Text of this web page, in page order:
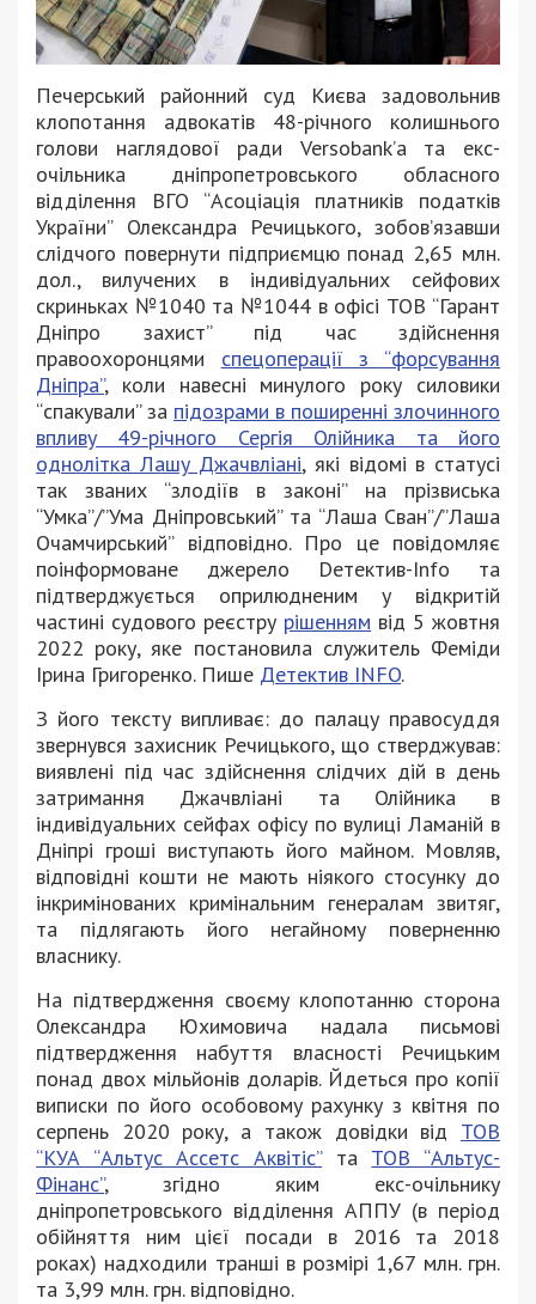
Печерський районний суд Києва задовольнив
клопотання адвокатів 48-річного колишнього
голови наглядової ради Versobank’а та екс-
очільника дніпропетровського обласного
відділення ВГО “Асоціація платників податків
України” Олександра Речицького, зобов’язавши
слідчого повернути підприємцю понад 2,65 млн.
дол., вилучених в індивідуальних сейфових
скриньках №1040 та №1044 в офісі ТОВ “Гарант
Дніпро захист” під час здійснення
правоохоронцями спецоперації з “форсування
Дніпра”, коли навесні минулого року силовики
“спакували” за підозрами в поширенні злочинного
впливу 49-річного Сергія Олійника та його
однолітка Лашу Джачвліані, які відомі в статусі
так званих “злодіїв в законі” на прізвиська
“Умка”/”Ума Дніпровський” та “Лаша Сван”/”Лаша
Очамчирський” відповідно. Про це повідомляє
поінформоване джерело Dетектив-Info та
підтверджується оприлюдненим у відкритій
частині судового реєстру рішенням від 5 жовтня
2022 року, яке постановила служитель Феміди
Ірина Григоренко. Пише Детектив INFO.
З його тексту випливає: до палацу правосуддя
звернувся захисник Речицького, що стверджував:
виявлені під час здійснення слідчих дій в день
затримання Джачвліані та Олійника в
індивідуальних сейфах офісу по вулиці Ламаній в
Дніпрі гроші виступають його майном. Мовляв,
відповідні кошти не мають ніякого стосунку до
інкримінованих кримінальним генералам звитяг,
та підлягають його негайному поверненню
власнику.
На підтвердження своєму клопотанню сторона
Олександра Юхимовича надала письмові
підтвердження набуття власності Речицьким
понад двох мільйонів доларів. Йдеться про копії
виписки по його особовому рахунку з квітня по
серпень 2020 року, а також довідки від ТОВ
“КУА “Альтус Ассетс Аквітіс”та ТОВ “Альтус-
Фінанс”, згідно яким екс-очільнику
дніпропетровського відділення АППУ (в період
обійняття ним цієї посади в 2016 та 2018
роках) надходили транші в розмірі 1,67 млн. грн.
та 3,99 млн. грн. відповідно.